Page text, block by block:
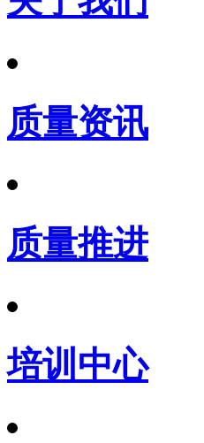
质量资讯
质量推进
培训中心